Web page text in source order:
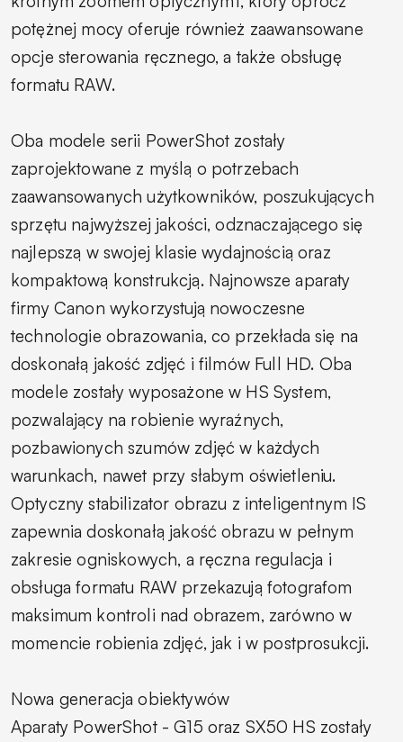
potężnej mocy oferuje również zaawansowane
opcje sterowania ręcznego, a także obsługę
formatu RAW.
Oba modele serii PowerShot zostały
zaprojektowane z myślą o potrzebach
zaawansowanych użytkowników, poszukujących
sprzętu najwyższej jakości, odznaczającego się
najlepszą w swojej klasie wydajnością oraz
kompaktową konstrukcją. Najnowsze aparaty
firmy Canon wykorzystują nowoczesne
technologie obrazowania, co przekłada się na
doskonałą jakość zdjęć i filmów Full HD. Oba
modele zostały wyposażone w HS System,
pozwalający na robienie wyraźnych,
pozbawionych szumów zdjęć w każdych
warunkach, nawet przy słabym oświetleniu.
Optyczny stabilizator obrazu z inteligentnym IS
zapewnia doskonałą jakość obrazu w pełnym
zakresie ogniskowych, a ręczna regulacja i
obsługa formatu RAW przekazują fotografom
maksimum kontroli nad obrazem, zarówno w
momencie robienia zdjęć, jak i w postprosukcji.
Nowa generacja obiektywów
Aparaty PowerShot - G15 oraz SX50 HS zostały